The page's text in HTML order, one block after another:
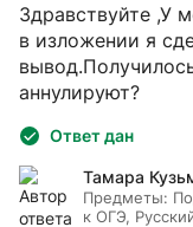
Здравствуйте ,У
в изложении я
аннулируют?
Ответ дан
Тамара
Предметы:
к ОГЭ,